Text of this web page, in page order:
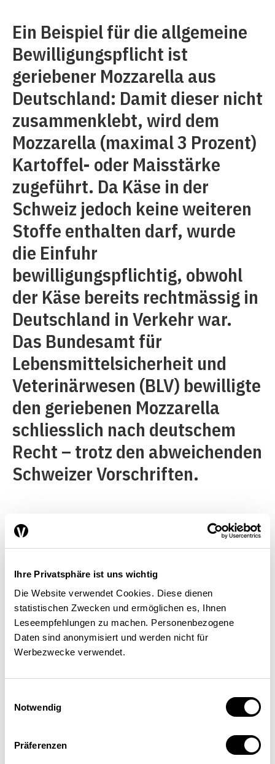
Ihre Privatsphäre ist uns wichtig
Die Website verwendet Cookies. Diese dienen
statistischen Zwecken und ermöglichen es, Ihnen
Leseempfehlungen zu machen. Personenbezogene
Daten sind anonymisiert und werden nicht für
Werbezwecke verwendet.
Notwendig
Präferenzen
Ein Beispiel für die allgemeine
Bewilligungspflicht ist
geriebener Mozzarella aus
Deutschland: Damit dieser nicht
zusammenklebt, wird dem
Mozzarella (maximal 3 Prozent)
Kartoffel- oder Maisstärke
zugeführt. Da Käse in der
Schweiz jedoch keine weiteren
Stoffe enthalten darf, wurde
die Einfuhr
bewilligungspflichtig, obwohl
der Käse bereits rechtmässig in
Deutschland in Verkehr war.
Das Bundesamt für
Lebensmittelsicherheit und
Veterinärwesen (BLV) bewilligte
den geriebenen Mozzarella
schliesslich nach deutschem
Recht – trotz den abweichenden
Schweizer Vorschriften.
Importe erschwert
Die Bewilligungspflicht und die
Pflicht zur Angabe des
Herstellungslands sowie zur
Produktbeschreibung in einer
Landessprache verhindern eine
starke Importkonkurrenz. Ein
Preise, welcher aufgrund eines